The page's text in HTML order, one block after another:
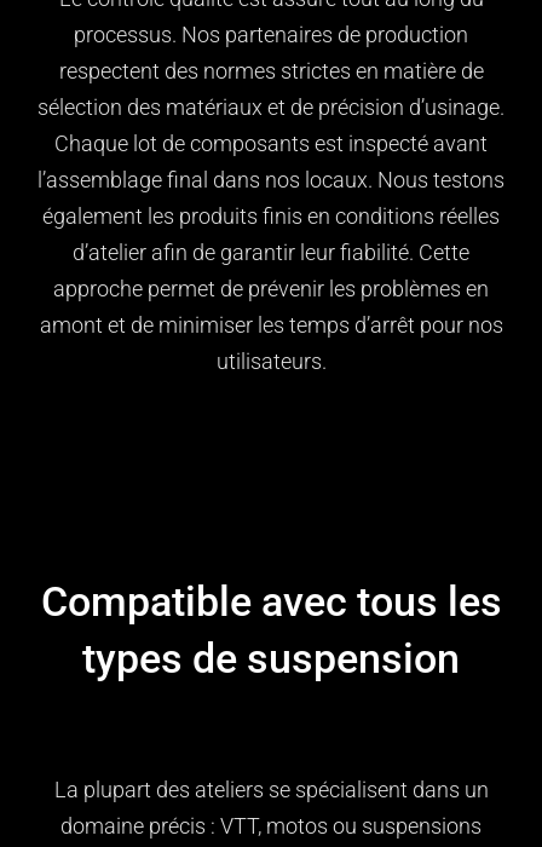
processus. Nos partenaires de production
respectent des normes strictes en matière de
sélection des matériaux et de précision d’usinage.
Chaque lot de composants est inspecté avant
l’assemblage final dans nos locaux. Nous testons
également les produits finis en conditions réelles
d’atelier afin de garantir leur fiabilité. Cette
approche permet de prévenir les problèmes en
amont et de minimiser les temps d’arrêt pour nos
utilisateurs.
Compatible avec tous les
types de suspension
La plupart des ateliers se spécialisent dans un
domaine précis : VTT, motos ou suspensions